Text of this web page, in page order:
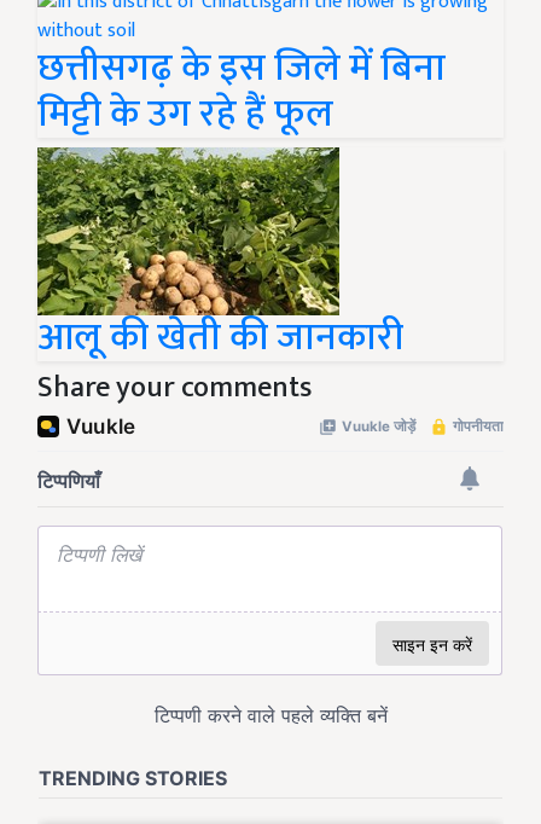
छत्तीसगढ़ के इस जिले में बिना
मिट्टी के उग रहे हैं फूल
आलू की खेती की जानकारी
Share your comments